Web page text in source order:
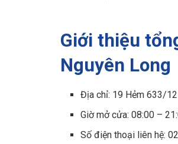
Giới thiệu
Nguyên Long
Địa chỉ: 19 Hẻm 633/12
Giờ mở cửa: 08:00 –
Số điện thoại liên hệ: